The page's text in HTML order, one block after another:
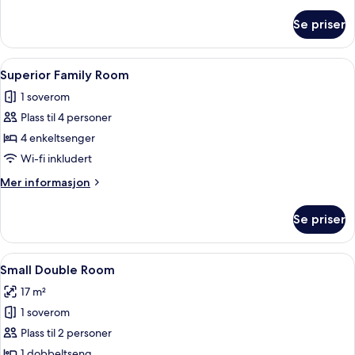
–
deluxe
Se priser
Åpne
alle
bildene
av
Superior
Family
Room
Superior Family Room |
4
Superior Family Room
1 soverom
Plass til 4 personer
4 enkeltsenger
Wi-fi inkludert
Mer informasjon
Mer
Family
Room
Se priser
Åpne
alle
bildene
av
Small
Small Double Room | Allergitestet
4
Small Double Room
17 m²
1 soverom
Plass til 2 personer